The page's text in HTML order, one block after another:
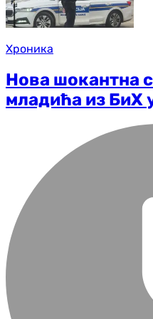
Хроника
Нова шокантна
младића из БиХ